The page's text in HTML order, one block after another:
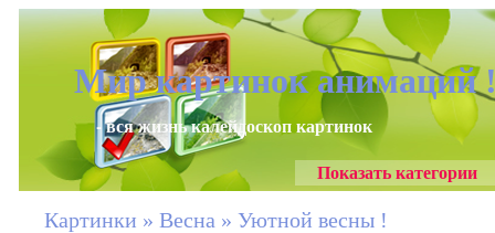
Мир картинок анимаций
- вся жизнь калейдоскоп картинок
Показать категории
Картинки » Весна » Уютной весны !